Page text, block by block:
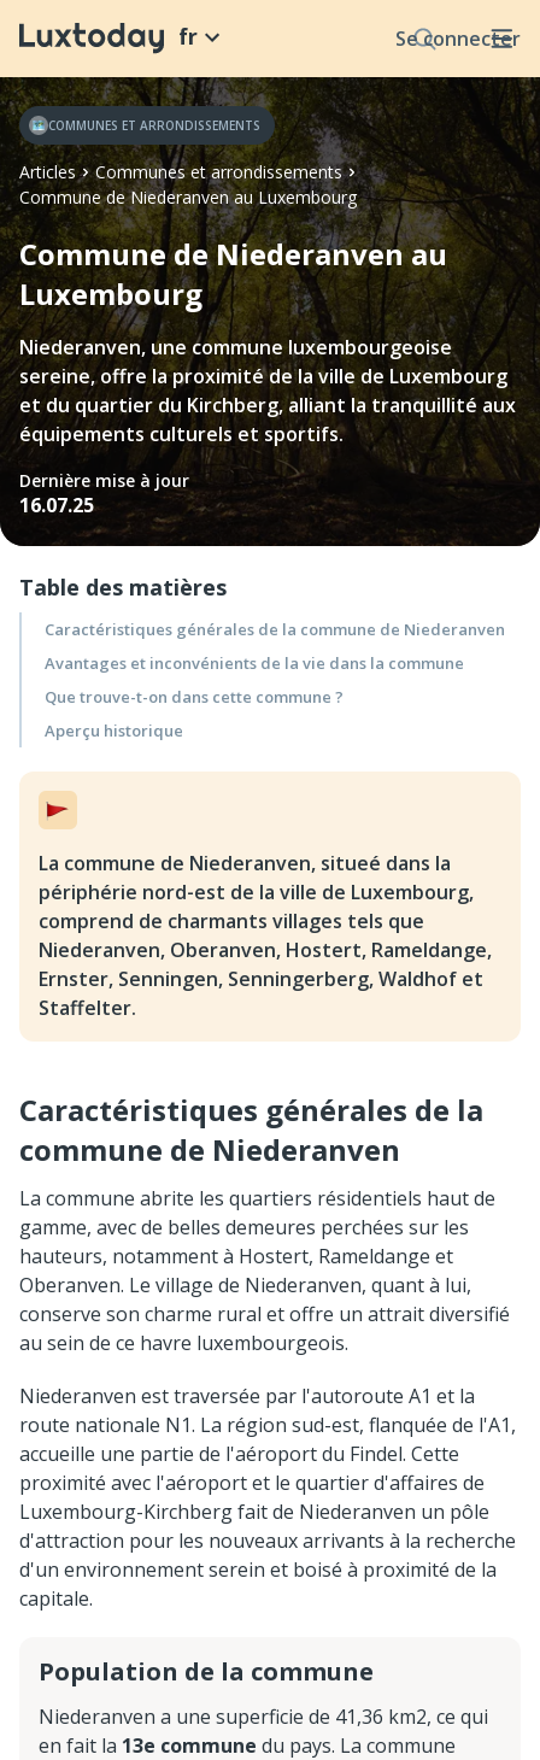
Se connecter
fr
Articles
Communes et arrondissements
Commune de Niederanven au Luxembourg
COMMUNES ET ARRONDISSEMENTS
Commune de Niederanven au
Luxembourg
Niederanven, une commune luxembourgeoise
sereine, offre la proximité de la ville de Luxembourg
et du quartier du Kirchberg, alliant la tranquillité aux
équipements culturels et sportifs.
Dernière mise à jour
16.07.25
Table des matières
Caractéristiques générales de la commune de Niederanven
Avantages et inconvénients de la vie dans la commune
Que trouve-t-on dans cette commune ?
Aperçu historique
La commune de Niederanven, situeé dans la
périphérie nord-est de la ville de Luxembourg,
comprend de charmants villages tels que
Niederanven, Oberanven, Hostert, Rameldange,
Ernster, Senningen, Senningerberg, Waldhof et
Staffelter.
Caractéristiques générales de la
commune de Niederanven
La commune abrite les quartiers résidentiels haut de
gamme, avec de belles demeures perchées sur les
hauteurs, notamment à Hostert, Rameldange et
Oberanven. Le village de Niederanven, quant à lui,
conserve son charme rural et offre un attrait diversifié
au sein de ce havre luxembourgeois.
Niederanven est traversée par l'autoroute A1 et la
route nationale N1. La région sud-est, flanquée de l'A1,
accueille une partie de l'aéroport du Findel. Cette
proximité avec l'aéroport et le quartier d'affaires de
Luxembourg-Kirchberg fait de Niederanven un pôle
d'attraction pour les nouveaux arrivants à la recherche
d'un environnement serein et boisé à proximité de la
capitale.
Population de la commune
Niederanven a une superficie de 41,36 km2, ce qui
en fait la 13e commune du pays. La commune